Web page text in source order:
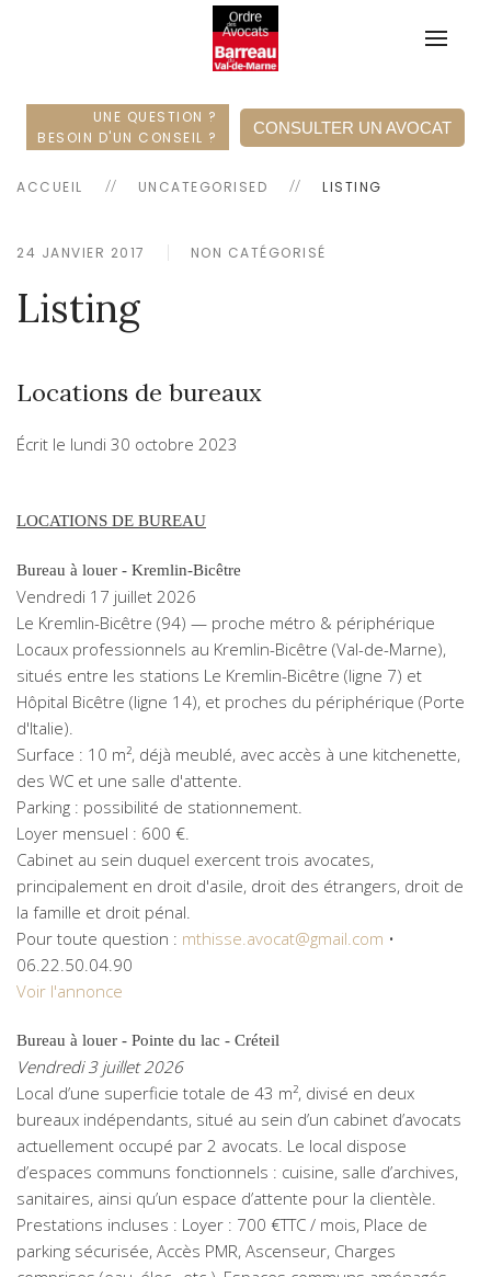
UNE QUESTION ?
BESOIN D'UN CONSEIL ?
CONSULTER UN AVOCAT
ACCUEIL UNCATEGORISED LISTING
24 JANVIER 2017 NON CATÉGORISÉ
Listing
Locations de bureaux
Écrit le lundi 30 octobre 2023
LOCATIONS DE BUREAU
Bureau à louer - Kremlin-Bicêtre
Vendredi 17 juillet 2026
Le Kremlin-Bicêtre (94) — proche métro & périphérique
Locaux professionnels au Kremlin-Bicêtre (Val-de-Marne),
situés entre les stations Le Kremlin-Bicêtre (ligne 7) et
Hôpital Bicêtre (ligne 14), et proches du périphérique (Porte
d'Italie).
Surface : 10 m², déjà meublé, avec accès à une kitchenette,
des WC et une salle d'attente.
Parking : possibilité de stationnement.
Loyer mensuel : 600 €.
Cabinet au sein duquel exercent trois avocates,
principalement en droit d'asile, droit des étrangers, droit de
la famille et droit pénal.
Pour toute question : mthisse.avocat@gmail.com •
06.22.50.04.90
Voir l'annonce
Bureau à louer - Pointe du lac - Créteil
Vendredi 3 juillet 2026
Local d’une superficie totale de 43 m², divisé en deux
bureaux indépendants, situé au sein d’un cabinet d’avocats
actuellement occupé par 2 avocats. Le local dispose
d’espaces communs fonctionnels : cuisine, salle d’archives,
sanitaires, ainsi qu’un espace d’attente pour la clientèle.
Prestations incluses : Loyer : 700 €TTC / mois, Place de
parking sécurisée, Accès PMR, Ascenseur, Charges